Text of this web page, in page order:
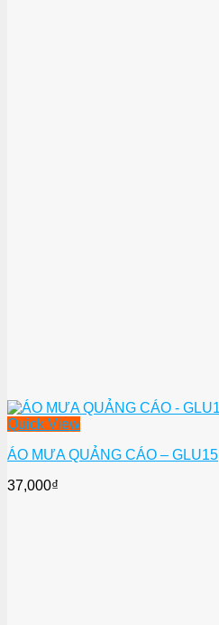
Quick View
ÁO MƯA QUẢNG CÁO – GLU15
37,000₫